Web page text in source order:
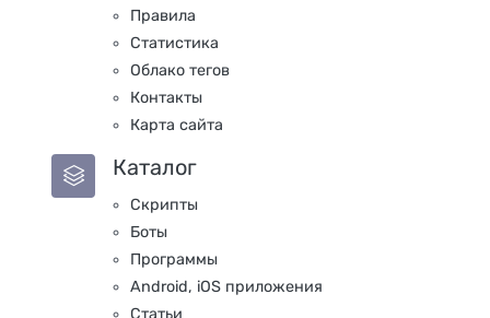
Правила
Статистика
Облако тегов
Контакты
Карта сайта
Каталог
Скрипты
Боты
Программы
Android, iOS приложения
Статьи